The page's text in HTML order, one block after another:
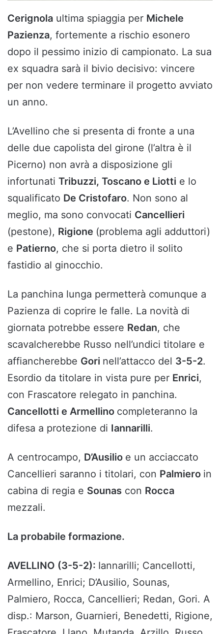
Cerignola ultima spiaggia per Michele
Pazienza, fortemente a rischio esonero
dopo il pessimo inizio di campionato. La sua
ex squadra sarà il bivio decisivo: vincere
per non vedere terminare il progetto avviato
un anno.
L’Avellino che si presenta di fronte a una
delle due capolista del girone (l’altra è il
Picerno) non avrà a disposizione gli
infortunati Tribuzzi, Toscano e Liotti e lo
squalificato De Cristofaro. Non sono al
meglio, ma sono convocati Cancellieri
(pestone), Rigione (problema agli adduttori)
e Patierno, che si porta dietro il solito
fastidio al ginocchio.
La panchina lunga permetterà comunque a
Pazienza di coprire le falle. La novità di
giornata potrebbe essere Redan, che
scavalcherebbe Russo nell’undici titolare e
affiancherebbe Gori nell’attacco del 3-5-2.
Esordio da titolare in vista pure per Enrici,
con Frascatore relegato in panchina.
Cancellotti e Armellino completeranno la
difesa a protezione di Iannarilli.
A centrocampo, D’Ausilio e un acciaccato
Cancellieri saranno i titolari, con Palmiero in
cabina di regia e Sounas con Rocca
mezzali.
La probabile formazione.
AVELLINO (3-5-2): Iannarilli; Cancellotti,
Armellino, Enrici; D’Ausilio, Sounas,
Palmiero, Rocca, Cancellieri; Redan, Gori. A
disp.: Marson, Guarnieri, Benedetti, Rigione,